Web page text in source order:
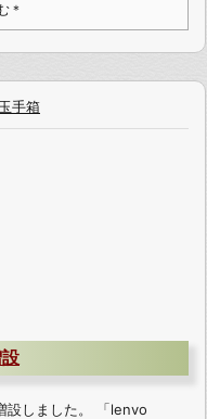
＊
手箱
設しました。 「lenvo